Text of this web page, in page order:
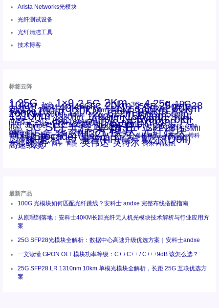
Arista Networks光模块
光纤测试设备
光纤清洁工具
技术博客
标签云阵
1.25G 1x9 1×9 2.5G 2Km 3G 4.25g 10G
10km 15KM 16G 16GFC 20km 25GE 25gsfp28
28.05G 30km 40Km 50m 53.125G 60km 80km
100km 100m 120KM 155M 160km 200G
200KM 300m 400m 550m 622m 800G 850nm
1310nm 1330nm 1490nm 1550nm 2500m
ANBR-1414TZ AOC Arista Arista Networks bidi
Brocade Cisco CSFP光模块 DAC Dell Extreme FC
Intel Juniper LC MPO-LC Netgear NVIDIA OM2 OM3 OM4
qsfp SC SFF光模块 SFP+ SFP28 SGMII
st螺纹接口 xfp 万兆 交换机 光模块 光纤模块
千兆光模块 华三 华三(H3C) 华为 单模单芯 单模双芯 博科
博科(Brocade) 博通 友讯 多模 安华高 安华高(Avago)
工业级 思科 惠普 惠普(HP) 戴尔 戴尔(Dell)
百兆 瞻博 网卡 网捷 英伟达 英特尔 阿尔卡特朗讯
高速线缆
最新产品
100G 光模块如何匹配光纤跳线？安科士 andxe 完整布线搭配指南
从原理到落地：安科士40KM长距光纤无人机光模块技术解析与行业应用方
案
25G SFP28光模块全解析：数据中心高速升级优选方案｜安科士andxe
一文读懂 GPON OLT 模块功率等级：C+ / C++ / C+++9dB 该怎么选？
25G SFP28 LR 1310nm 10km 单模光模块全解析，长距 25G 互联优选方
案